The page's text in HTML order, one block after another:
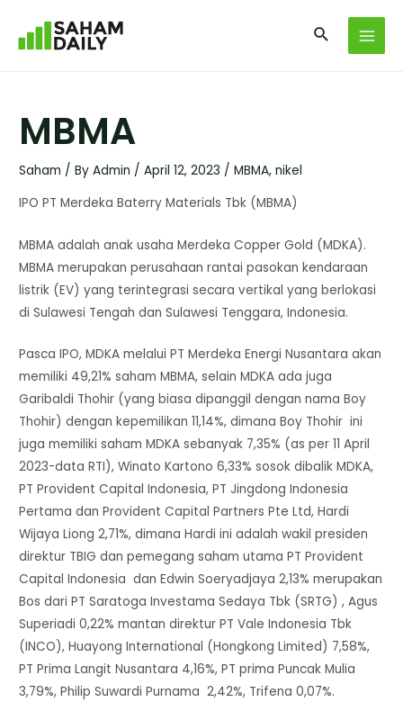
MBMA
Saham / ByAdmin /April 12, 2023 /MBMA,nikel
IPO PT Merdeka Baterry Materials Tbk (MBMA)
MBMA adalah anak usaha Merdeka Copper Gold (MDKA).
MBMA merupakan perusahaan rantai pasokan kendaraan
listrik (EV) yang terintegrasi secara vertikal yang berlokasi
di Sulawesi Tengah dan Sulawesi Tenggara, Indonesia.
Pasca IPO, MDKA melalui PT Merdeka Energi Nusantara akan
memiliki 49,21% saham MBMA, selain MDKA ada juga
Garibaldi Thohir (yang biasa dipanggil dengan nama Boy
Thohir) dengan kepemilikan 11,14%, dimana Boy Thohir ini
juga memiliki saham MDKA sebanyak 7,35% (as per 11 April
2023-data RTI), Winato Kartono 6,33% sosok dibalik MDKA,
PT Provident Capital Indonesia, PT Jingdong Indonesia
Pertama dan Provident Capital Partners Pte Ltd, Hardi
Wijaya Liong 2,71%, dimana Hardi ini adalah wakil presiden
direktur TBIG dan pemegang saham utama PT Provident
Capital Indonesia dan Edwin Soeryadjaya 2,13% merupakan
Bos dari PT Saratoga Investama Sedaya Tbk (SRTG) , Agus
Superiadi 0,22% mantan direktur PT Vale Indonesia Tbk
(INCO), Huayong International (Hongkong Limited) 7,58%,
PT Prima Langit Nusantara 4,16%, PT prima Puncak Mulia
3,79%, Philip Suwardi Purnama 2,42%, Trifena 0,07%.